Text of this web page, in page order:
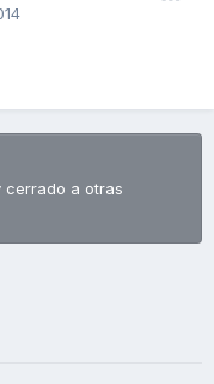
cerrado a otras